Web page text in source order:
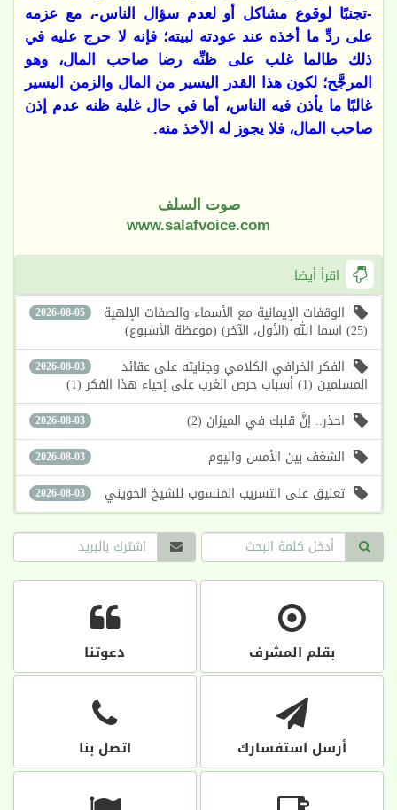
-تجنبًا لوقوع مشاكل أو لعدم سؤال الناس-، مع عزمه
على ردِّ ما أخذه عند عودته لبيته؛ فإنه لا حرج عليه في
ذلك طالما غلب على ظنِّه رضا صاحب المال، وهو
المرجَّح؛ لكون هذا القدر اليسير من المال والزمن اليسير
غالبًا ما يأذن فيه الناس، أما في حال غلبة ظنه عدم إذن
صاحب المال، فلا يجوز له الأخذ منه.
صوت السلف
www.salafvoice.com
اقرأ أيضا
2026-08-05 الوقفات الإيمانية مع الأسماء والصفات الإلهية
(25) اسما الله (الأول، الآخر) (موعظة الأسبوع)
2026-08-03 الفكر الخرافي الكلامي وجنايته على عقائد
المسلمين (1) أسباب حرص الغرب على إحياء هذا الفكر (1)
2026-08-03 احذر.. إنَّ قلبك في الميزان (2)
2026-08-03 الشغف بين الأمس واليوم
2026-08-03 تعليق على التسريب المنسوب للشيخ الحويني
بقلم المشرف دعوتنا
أرسل استفسارك اتصل بنا